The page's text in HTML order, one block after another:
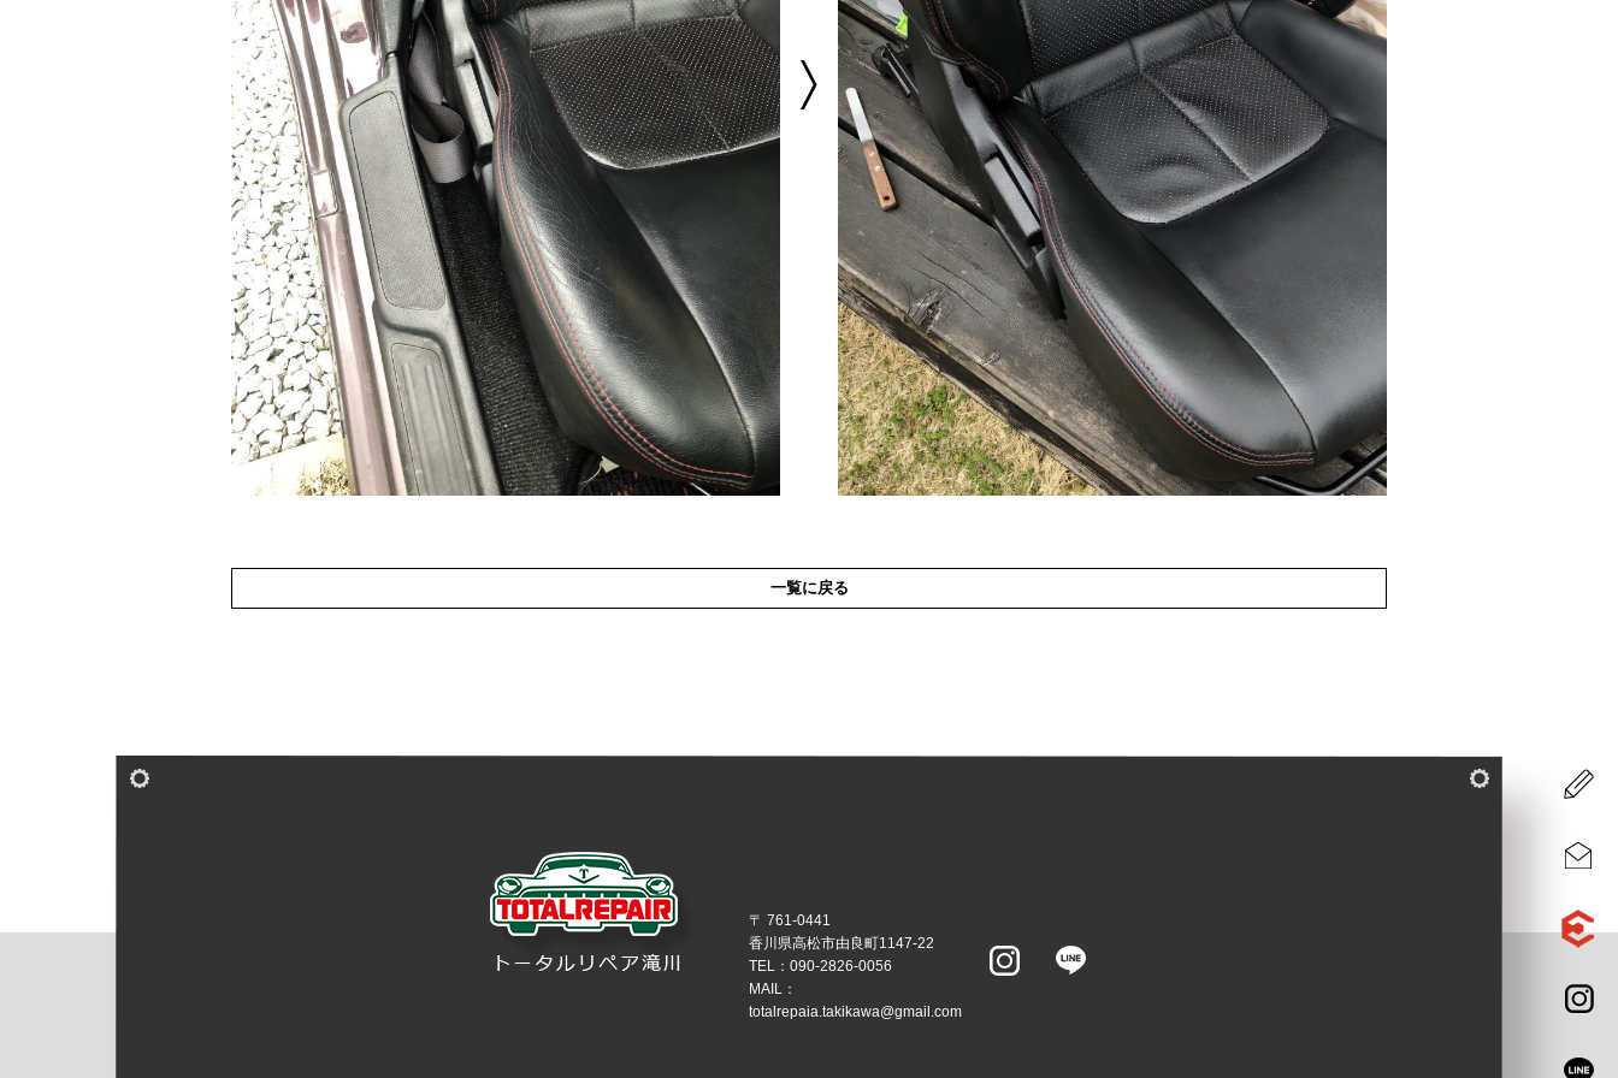
一覧に戻る
〒 761-0441
香川県高松市由良町1147-22
TEL：090-2826-0056
MAIL：
totalrepaia.takikawa@gmail.com